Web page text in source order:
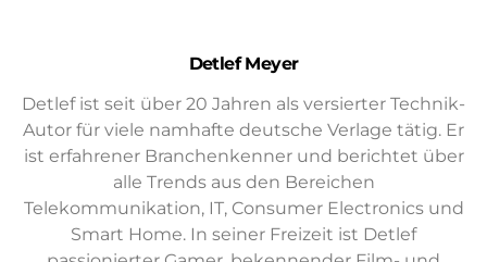
Detlef Meyer
Detlef ist seit über 20 Jahren als versierter Technik-
Autor für viele namhafte deutsche Verlage tätig. Er
ist erfahrener Branchenkenner und berichtet über
alle Trends aus den Bereichen
Telekommunikation, IT, Consumer Electronics und
Smart Home. In seiner Freizeit ist Detlef